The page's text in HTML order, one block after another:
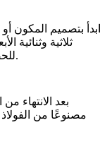
ابدأ بتصميم المكون
Neway للحصول على تصميم مجاني لقطع الصب.
بعد الانتهاء
مصنوعًا من